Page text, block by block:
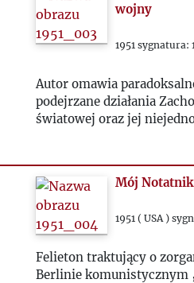
wojny
1951 sygnatura:
Autor omawia
podejrzane działania
światowej oraz jej
Mój Notatnik
1951 ( USA )
Felieton traktujący o
Berlinie komunistycznym